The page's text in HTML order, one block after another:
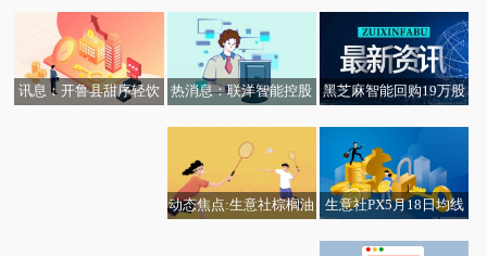
讯息：开鲁县甜序轻饮
热消息：联洋智能控股
任非执行董事
黑芝麻智能回购19万股
动态焦点:生意社棕榈油
生意社PX5月18日均线